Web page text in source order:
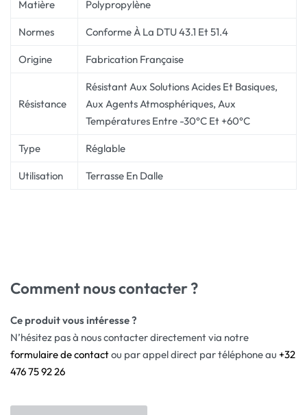
Matière Polypropylène
Normes Conforme À La DTU 43.1 Et 51.4
Origine Fabrication Française
Résistance
Résistant Aux Solutions Acides Et Basiques,
Aux Agents Atmosphériques, Aux
Températures Entre -30°C Et +60°C
Type Réglable
Utilisation Terrasse En Dalle
Comment nous contacter ?
Ce produit vous intéresse ?
N’hésitez pas à nous contacter directement via notre
formulaire de contactou par appel direct par téléphone au +32
476 75 92 26